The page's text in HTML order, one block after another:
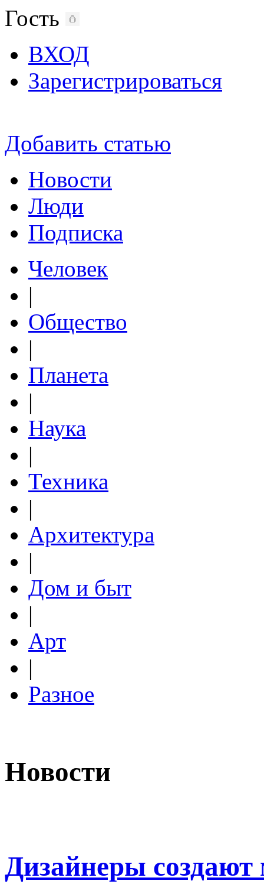
Гость
ВХОД
Зарегистрироваться
Добавить статью
Новости
Люди
Подписка
Человек
|
Общество
|
Планета
|
Наука
|
Техника
|
Архитектура
|
Дом и быт
|
Арт
|
Разное
Новости
Дизайнеры создают